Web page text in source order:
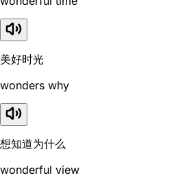
美好时光
wonders why
想知道为什么
wonderful view